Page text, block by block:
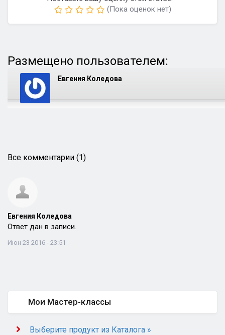
(Пока оценок нет)
Размещено пользователем:
Евгения Коледова
Все комментарии (1)
Евгения Коледова
Ответ дан в записи.
Июн 23 2016 - 23:51
Мои Мастер-классы
Выберите продукт из Каталога »